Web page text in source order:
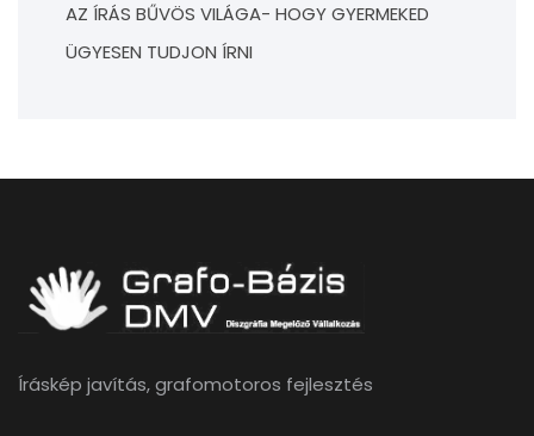
AZ ÍRÁS BŰVÖS VILÁGA- HOGY GYERMEKED
ÜGYESEN TUDJON ÍRNI
Íráskép javítás, grafomotoros fejlesztés